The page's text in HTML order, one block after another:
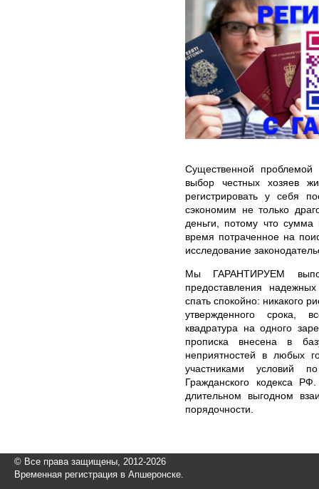
Существенной
выбор честных хозяев
регистрировать у себя
сэкономим не только
деньги, потому что
время потраченное на
исследование
Мы ГАРАНТИРУЕМ
предоставления
спать спокойно: никакого
утвержденного срока,
квадратура на одного
прописка внесена в
неприятностей в любых
участниками условий
Гражданского кодекса
длительном выгодном
порядочности.
© Все права защищены, 2012-2026
Временная регистрация в Апшеронске.